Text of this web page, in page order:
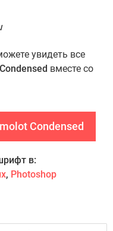
увидеть все
вместе со
Condensed
в:
, Photoshop